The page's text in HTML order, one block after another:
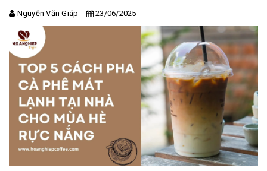
Nguyễn Văn Giáp 23/06/2025